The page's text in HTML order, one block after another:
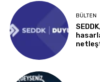
BÜLTEN